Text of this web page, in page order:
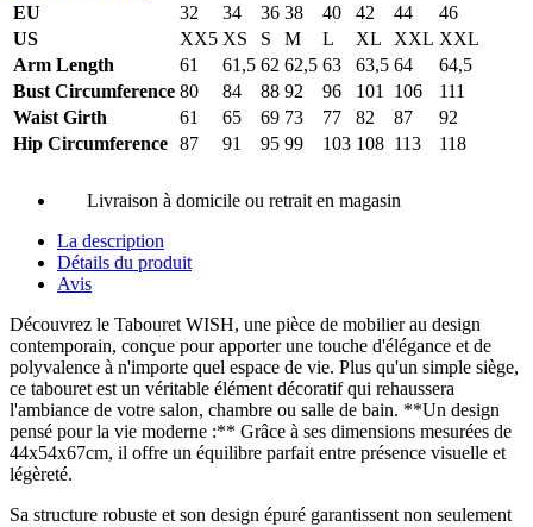
EU
32 34 36 38 40 42 44
46
US
XX5 XS S M L XL XXL XXL
Arm Length
61 61,5 62 62,5 63 63,5 64
64,5
Bust Circumference 80 84 88 92 96 101 106
111
Waist Girth
61 65 69 73 77 82 87
92
Hip Circumference 87 91 95 99 103 108 113 118
Livraison à domicile ou retrait en magasin
La description
Détails du produit
Avis
Découvrez le Tabouret WISH, une pièce de mobilier au design
contemporain, conçue pour apporter une touche d'élégance et de
polyvalence à n'importe quel espace de vie. Plus qu'un simple siège,
ce tabouret est un véritable élément décoratif qui rehaussera
l'ambiance de votre salon, chambre ou salle de bain. **Un design
pensé pour la vie moderne :** Grâce à ses dimensions mesurées de
44x54x67cm, il offre un équilibre parfait entre présence visuelle et
légèreté.
Sa structure robuste et son design épuré garantissent non seulement